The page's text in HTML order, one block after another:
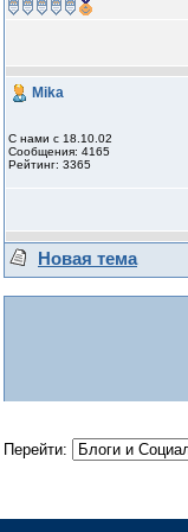
Mika
С нами с 18.10.02
Сообщения: 4165
Рейтинг: 3365
Новая тема
Перейти: